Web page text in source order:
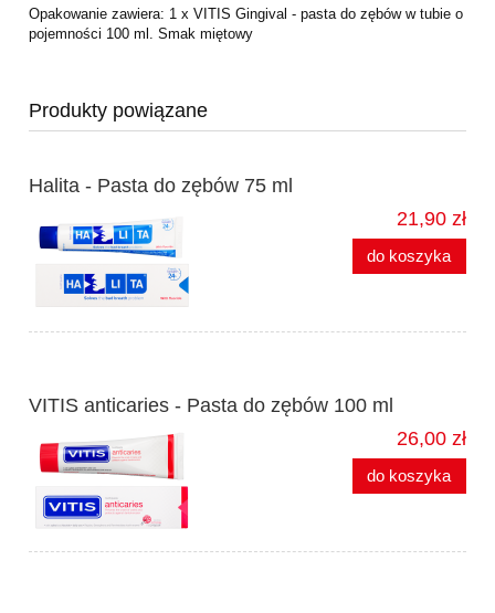
Opakowanie zawiera: 1 x VITIS Gingival - pasta do zębów w tubie o
pojemności 100 ml. Smak miętowy
Produkty powiązane
Halita - Pasta do zębów 75 ml
21,90 zł
do koszyka
VITIS anticaries - Pasta do zębów 100 ml
26,00 zł
do koszyka